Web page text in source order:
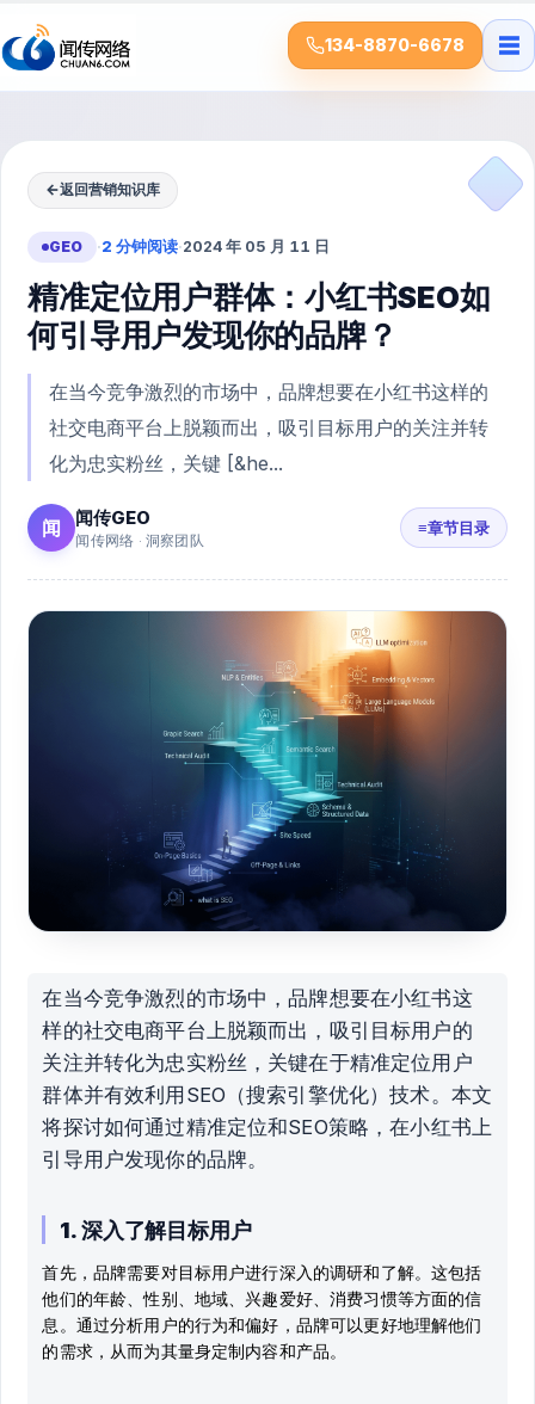
134-8870-6678 ☰
←返回营销知识库
GEO ·2 分钟阅读·2024 年 05 月 11 日
精准定位用户群体：小红书SEO如
何引导用户发现你的品牌？
在当今竞争激烈的市场中，品牌想要在小红书这样的
社交电商平台上脱颖而出，吸引目标用户的关注并转
化为忠实粉丝，关键 [&he...
闻 闻传GEO
闻传网络 · 洞察团队
≡章节目录
在当今竞争激烈的市场中，品牌想要在小红书这
样的社交电商平台上脱颖而出，吸引目标用户的
关注并转化为忠实粉丝，关键在于精准定位用户
群体并有效利用SEO（搜索引擎优化）技术。本文
将探讨如何通过精准定位和SEO策略，在小红书上
引导用户发现你的品牌。
1. 深入了解目标用户
首先，品牌需要对目标用户进行深入的调研和了解。这包括
他们的年龄、性别、地域、兴趣爱好、消费习惯等方面的信
息。通过分析用户的行为和偏好，品牌可以更好地理解他们
的需求，从而为其量身定制内容和产品。